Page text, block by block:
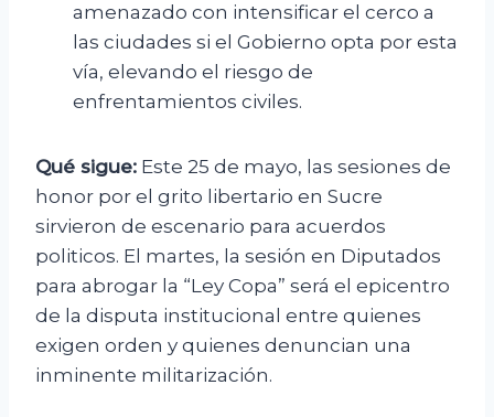
amenazado con intensificar el cerco a
las ciudades si el Gobierno opta por esta
vía, elevando el riesgo de
enfrentamientos civiles.
Qué sigue: Este 25 de mayo, las sesiones de
honor por el grito libertario en Sucre
sirvieron de escenario para acuerdos
politicos. El martes, la sesión en Diputados
para abrogar la “Ley Copa” será el epicentro
de la disputa institucional entre quienes
exigen orden y quienes denuncian una
inminente militarización.